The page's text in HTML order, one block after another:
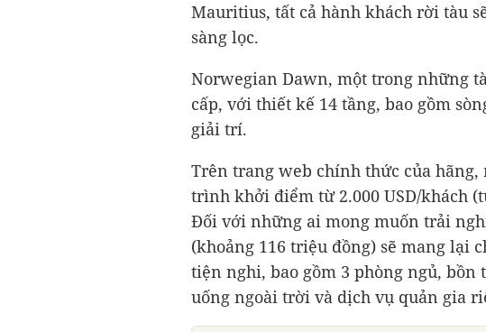
Mauritius, tất cả hành khách rời tàu
sàng lọc.
Norwegian Dawn, một trong những
cấp, với thiết kế 14 tầng, bao gồm
giải trí.
Trên trang web chính thức của hãng,
trình khởi điểm từ 2.000 USD/khách
Đối với những ai mong muốn trải
(khoảng 116 triệu đồng) sẽ mang lại
tiện nghi, bao gồm 3 phòng ngủ,
uống ngoài trời và dịch vụ quản gia